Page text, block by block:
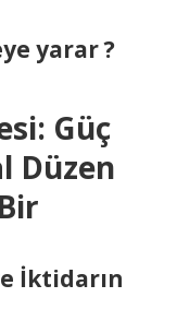
yarar ?
Güç
Düzen
İktidarın